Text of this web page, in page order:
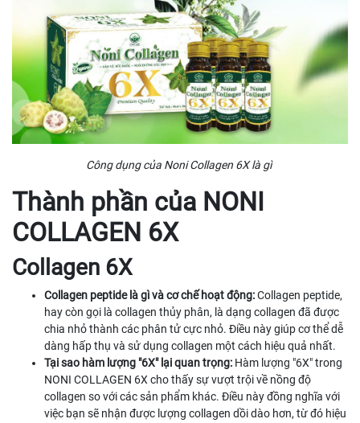
Công dụng của Noni Collagen 6X là gì
Thành phần của NONI
COLLAGEN 6X
Collagen 6X
Collagen peptide là gì và cơ chế hoạt động:Collagen peptide,
hay còn gọi là collagen thủy phân, là dạng collagen đã được
chia nhỏ thành các phân tử cực nhỏ. Điều này giúp cơ thể dễ
dàng hấp thụ và sử dụng collagen một cách hiệu quả nhất.
Tại sao hàm lượng "6X" lại quan trọng: Hàm lượng "6X" trong
NONI COLLAGEN 6X cho thấy sự vượt trội về nồng độ
collagen so với các sản phẩm khác. Điều này đồng nghĩa với
việc bạn sẽ nhận được lượng collagen dồi dào hơn, từ đó hiệu